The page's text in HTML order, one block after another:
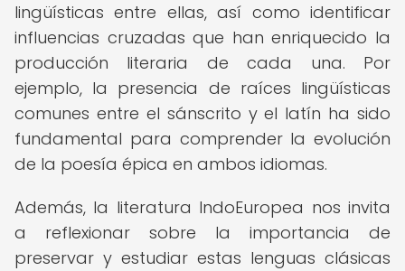
lingüísticas entre ellas, así como identificar
influencias cruzadas que han enriquecido la
producción literaria de cada una. Por
ejemplo, la presencia de raíces lingüísticas
comunes entre el sánscrito y el latín ha sido
fundamental para comprender la evolución
de la poesía épica en ambos idiomas.
Además, la literatura IndoEuropea nos invita
a reflexionar sobre la importancia de
preservar y estudiar estas lenguas clásicas